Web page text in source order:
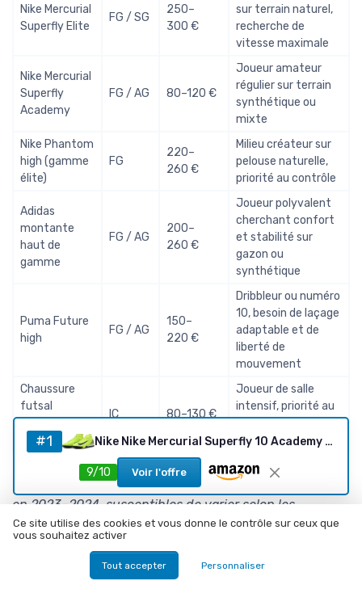
Nike Mercurial
Superfly Elite
FG / SG
250–
300 €
sur terrain naturel,
recherche de
vitesse maximale
Nike Mercurial
Superfly
Academy
FG / AG 80–120 €
Joueur amateur
régulier sur terrain
synthétique ou
mixte
Nike Phantom
high (gamme
élite)
FG
220–
260 €
Milieu créateur sur
pelouse naturelle,
priorité au contrôle
Adidas
montante
haut de
gamme
FG / AG
200–
260 €
Joueur polyvalent
cherchant confort
et stabilité sur
gazon ou
synthétique
Puma Future
high
FG / AG
150–
220 €
Dribbleur ou numéro
10, besoin de laçage
adaptable et de
liberté de
mouvement
Chaussure
futsal
montante
premium
IC 80–130 €
Joueur de salle
intensif, priorité au
toucher de balle et
aux appuis courts
*Fourchettes de prix observées sur le marché européen
en 2023–2024, susceptibles de varier selon les
promotions et les coloris.
#1 Nike Nike Mercurial Superfly 10 Academy TF High-Top Fußballschuhe Chaussure de footballHomme 40 EU Volt Black
9/10 Voir l'offre
Ce site utilise des cookies et vous donne le contrôle sur ceux que
vous souhaitez activer
Tout accepter Personnaliser